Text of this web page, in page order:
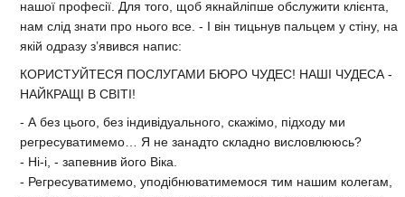
нашої професії. Для того, щоб якнайліпше обслужити клієнта,
нам слід знати про нього все. - І він тицьнув пальцем у стіну, на
якій одразу з’явився напис:
КОРИСТУЙТЕСЯ ПОСЛУГАМИ БЮРО ЧУДЕС! НАШІ ЧУДЕСА -
НАЙКРАЩІ В СВІТІ!
- А без цього, без індивідуального, скажімо, підходу ми
регресуватимемо… Я не занадто складно висловлююсь?
- Ні-і, - запевнив його Віка.
- Регресуватимемо, уподібнюватимемося тим нашим колегам,